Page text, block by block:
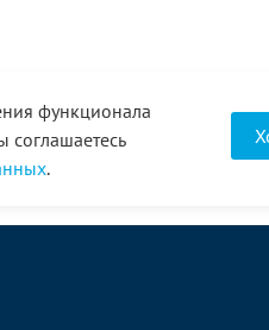
функционала
соглашаетесь
.